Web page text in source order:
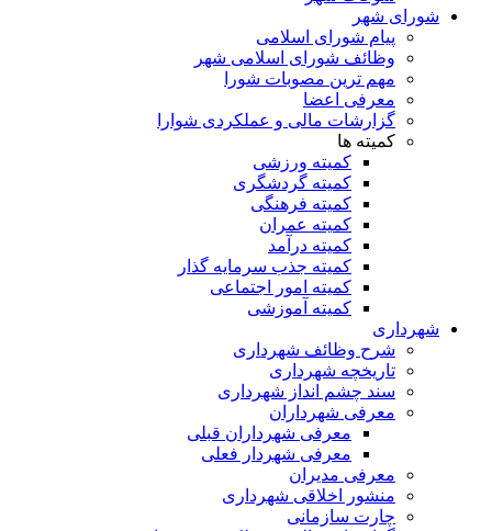
شورای شهر
پیام شورای اسلامی
وظائف شورای اسلامی شهر
مهم ترین مصوبات شورا
معرفی اعضا
گزارشات مالی و عملکردی شوارا
کمیته ها
کمیته ورزشی
کمیته گردشگری
کمیته فرهنگی
کمیته عمران
کمیته درآمد
کمیته جذب سرمایه گذار
کمیته امور اجتماعی
کمیته آموزشی
شهرداری
شرح وظائف شهرداری
تاریخچه شهرداری
سند چشم انداز شهرداری
معرفی شهرداران
معرفی شهرداران قبلی
معرفی شهردار فعلی
معرفی مدیران
منشور اخلاقی شهرداری
چارت سازمانی